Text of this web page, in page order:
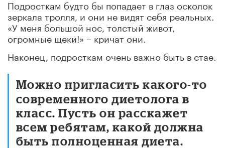
Подросткам будто бы попадает в глаз осколок
зеркала тролля, и они не видят себя реальных.
«У меня большой нос, толстый живот,
огромные щеки!» – кричат они.
Наконец, подросткам очень важно быть в стае.
Можно пригласить какого-то
современного диетолога в
класс. Пусть он расскажет
всем ребятам, какой должна
быть полноценная диета.